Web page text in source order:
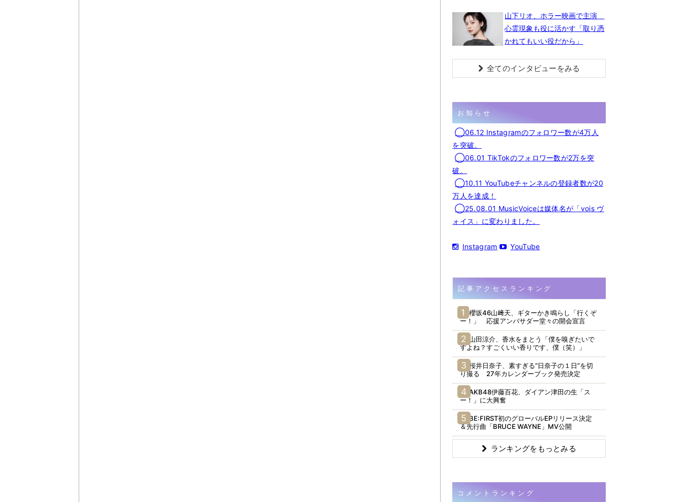
山下リオ、ホラー映画で主演
心霊現象も役に活かす「取り憑
かれてもいい役だから」
全てのインタビューをみる
お知らせ
◯06.12 Instagramのフォロワー数が4万人
を突破。
◯06.01 TikTokのフォロワー数が2万を突
破。
◯10.11 YouTubeチャンネルの登録者数が20
万人を達成！
◯25.08.01 MusicVoiceは媒体名が「vois ヴ
ォイス」に変わりました。
Instagram YouTube
記事アクセスランキング
櫻坂46山﨑天、ギターかき鳴らし「行くぞ
ー！」 応援アンバサダー堂々の開会宣言
山田涼介、香水をまとう「僕を嗅ぎたいで
すよね？すごくいい香りです、僕（笑）」
桜井日奈子、素すぎる“日奈子の１日”を切
り撮る 27年カレンダーブック発売決定
AKB48伊藤百花、ダイアン津田の生「ス
ー！」に大興奮
BE:FIRST初のグローバルEPリリース決定
＆先行曲「BRUCE WAYNE」MV公開
ランキングをもっとみる
コメントランキング